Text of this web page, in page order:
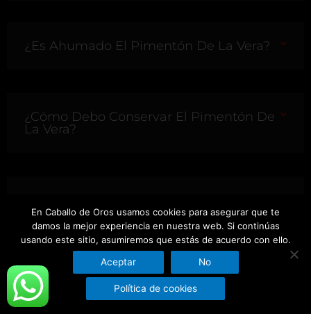
¿Es Ahumado El Pimentón De La Vera?
¿Cómo Debo Conservar El Pimentón De
La Vera?
Vera Que Más Se Usa ?
¿El Pimentón Ecológico Tiene Sabor
Ahumado?
En Caballo de Oros usamos cookies para asegurar que te
damos la mejor experiencia en nuestra web. Si continúas
usando este sitio, asumiremos que estás de acuerdo con ello.
Aceptar
No
Política de cookies